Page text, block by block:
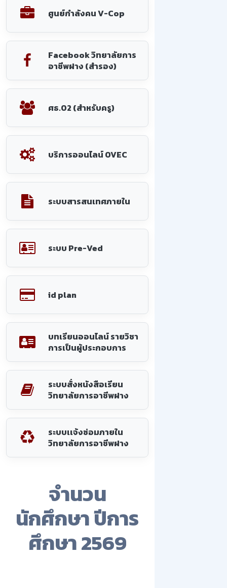
ศูนย์กำลังคน V-Cop
Facebook วิทยาลัยการ
อาชีพฝาง (สำรอง)
ศธ.02 (สำหรับครู)
บริการออนไลน์ OVEC
ระบบสารสนเทศภายใน
ระบบ Pre-Ved
id plan
บทเรียนออนไลน์ รายวิชา
การเป็นผู้ประกอบการ
ระบบสั่งหนังสือเรียน
วิทยาลัยการอาชีพฝาง
ระบบเเจ้งซ่อมภายใน
วิทยาลัยการอาชีพฝาง
จำนวน
นักศึกษา ปีการ
ศึกษา 2569